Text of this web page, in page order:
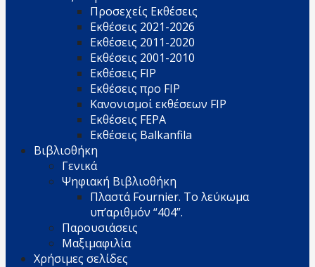
Προσεχείς Εκθέσεις
Εκθέσεις 2021-2026
Εκθέσεις 2011-2020
Εκθέσεις 2001-2010
Εκθέσεις FIP
Εκθέσεις προ FIP
Κανονισμοί εκθέσεων FIP
Εκθέσεις FEPA
Εκθέσεις Balkanfila
Βιβλιοθήκη
Γενικά
Ψηφιακή Βιβλιοθήκη
Πλαστά Fournier. Το λεύκωμα
υπ’αριθμόν “404”.
Παρουσιάσεις
Μαξιμαφιλία
Χρήσιμες σελίδες